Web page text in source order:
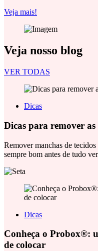
Veja mais!
Veja nosso blog
VER TODAS
Dicas
Dicas para remover as
Remover manchas de
sempre bom antes de tudo
Dicas
Conheça o Probox®:
de colocar